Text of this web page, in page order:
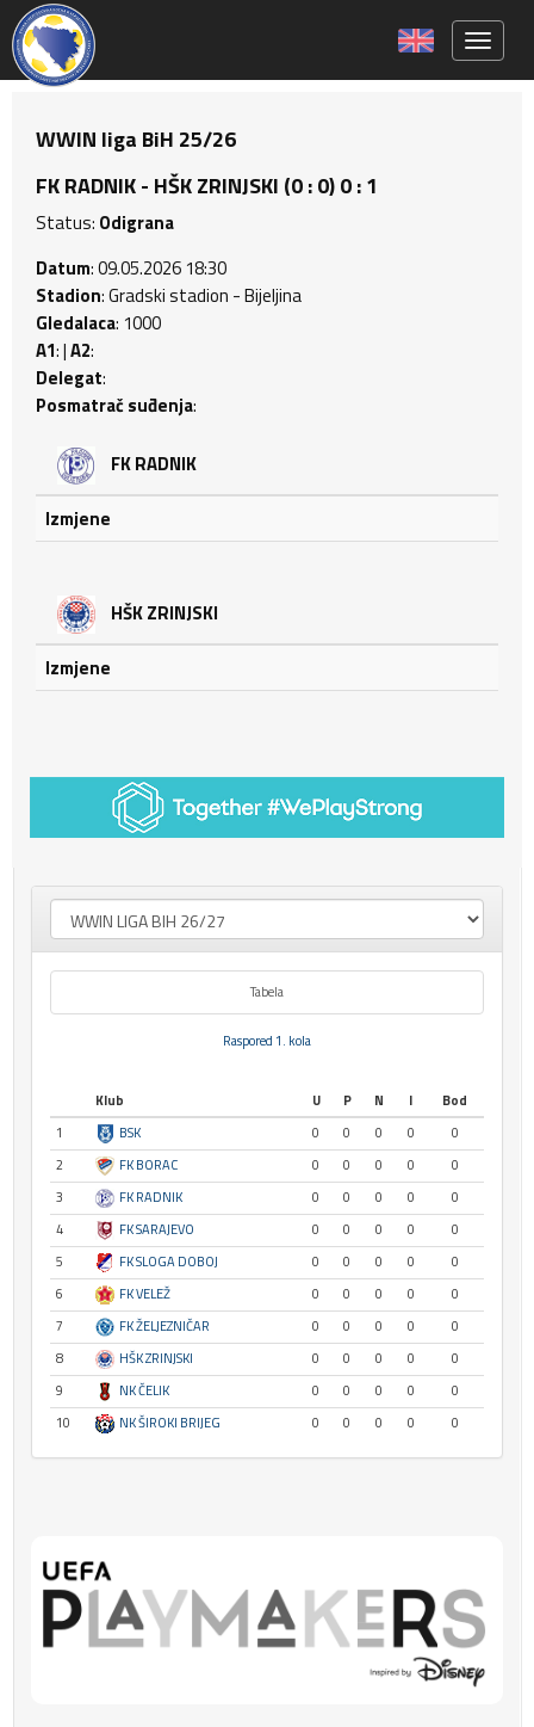
WWIN liga BiH 25/26
FK RADNIK - HŠK ZRINJSKI (0 : 0) 0 : 1
Status: Odigrana
Datum: 09.05.2026 18:30
Stadion: Gradski stadion - Bijeljina
Gledalaca: 1000
A1: |A2:
Delegat:
Posmatrač suđenja:
FK RADNIK
Izmjene
HŠK ZRINJSKI
Izmjene
Tabela
Raspored 1. kola
Klub U P N I
Bod
1
BSK 0 0 0 0
0
2
FK BORAC 0 0 0 0
0
3
FK RADNIK 0 0 0 0
0
4
FK SARAJEVO 0 0 0 0
0
5
FK SLOGA DOBOJ 0 0 0 0
0
6
FK VELEŽ 0 0 0 0
0
7
FK ŽELJEZNIČAR 0 0 0 0
0
8
HŠK ZRINJSKI 0 0 0 0
0
9
NK ČELIK 0 0 0 0
0
10
NK ŠIROKI BRIJEG 0 0 0 0 0